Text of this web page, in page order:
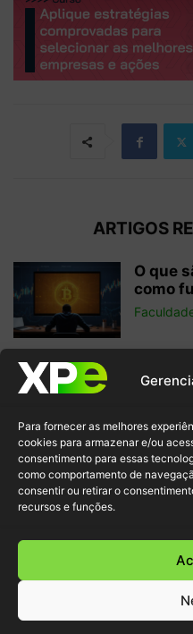
Para fornecer as melhores
cookies para armazenar e/ou
consentimento para essas
como comportamento de
consentir ou retirar o
recursos e funções.
ARTIGOS
O que
como
Qual a
Redação